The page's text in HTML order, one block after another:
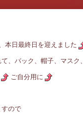
本日最終日を迎えました
、バック、帽子、マスク
ご自分用に
すので